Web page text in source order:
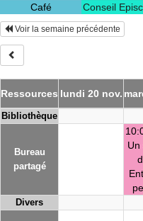
Café
Conseil
Voir la semaine précédente
Ressources lundi 20 nov.
Bibliothèque
Bureau
partagé
Un
Divers